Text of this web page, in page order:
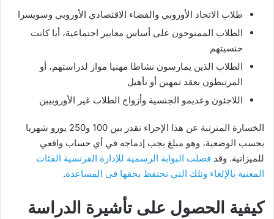
طلاب الاتحاد الأوروبي والفضاء الاقتصادي الأوروبي وسويسرا
الطلاب الممنوحون على أساس معايير اجتماعية، أيا كانت
جنسيتهم
الطلاب الذين يمارسون نشاطا مهنيا مواز لدراستهم، أو
المرتبطون بعقد تمهين أو تأهيل
اللاجئون وعديمو الجنسية وأزواج الطلاب غير الأوروبيين
الخسارة المترتبة عن هذا الإجراء تقدر بين 100 و250 يورو شهريا
بحسب الوضعية، وهو مبلغ يجب إدماجه في أي حساب واقعي
للميزانية. وقد فصلت البوابة الرسمية للإدارة الفرنسية الفئات
المعنية بالإلغاء وتلك التي تحتفظ بحقها في المساعدة.
كيفية الحصول على تأشيرة الدراسة